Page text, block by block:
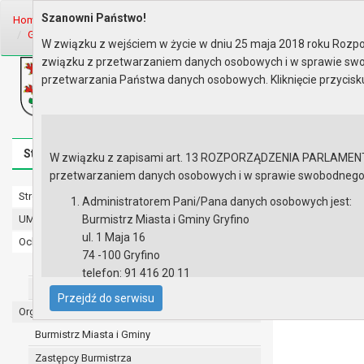
Home Informacje Zamówienia publiczne do 2015 r..
Gmina Gryfino ogłasza przetarg..
Biuletyn Informacji Publicznej
Urząd Miasta i Gminy w Gryfinie
Strona główna Mapa serwisu Aktualności
Strona główna
UMiG - telefony wewnętrzne
Ochrona danych osobowych
Urząd Miasta i Gminy w Gryfinie
Straż Miejska
Organy
Burmistrz Miasta i Gminy
Zastępcy Burmistrza
Gmina
Szanowni Państwo!
W związku z wejściem w życie w dniu 25 maja 2018 roku
związku z przetwarzaniem danych osobowych i w sprawie
przetwarzania Państwa danych osobowych. Kliknięcie
W związku z zapisami art. 13 ROZPORZĄDZENIA
przetwarzaniem danych osobowych i w sprawie
Administratorem Pani/Pana danych osobowych jest:
Burmistrz Miasta i Gminy Gryfino
ul. 1 Maja 16
74 -100 Gryfino
telefon: 91 416 20 11
e-mail:
burmistrz@gryfino.pl
Dane kontaktowe Inspektora Ochrony Danych:
e-mail:iod@gryfino.pl
Przejdź do serwisu